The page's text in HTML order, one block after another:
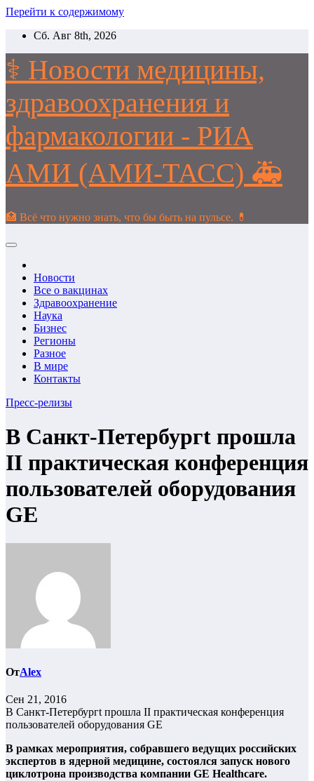
Перейти к содержимому
Сб. Авг 8th, 2026
⚕️ Новости медицины,
здравоохранения и
фармакологии - РИА
АМИ (АМИ-ТАСС) 🚑
🏥 Всё что нужно знать, что бы быть на пульсе. 💊
Новости
Все о вакцинах
Здравоохранение
Наука
Бизнес
Регионы
Разное
В мире
Контакты
Пресс-релизы
В Санкт-Петербургt прошла
II практическая конференция
пользователей оборудования
GE
ОтAlex
Сен 21, 2016
В Санкт-Петербургt прошла II практическая конференция
пользователей оборудования GE
В рамках мероприятия, собравшего ведущих российских
экспертов в ядерной медицине, состоялся запуск нового
циклотрона производства компании GE Healthcare.